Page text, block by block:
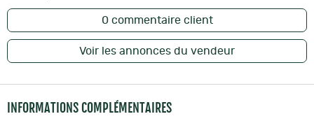
0commentaire client
Voir les annonces du vendeur
INFORMATIONS COMPLÉMENTAIRES